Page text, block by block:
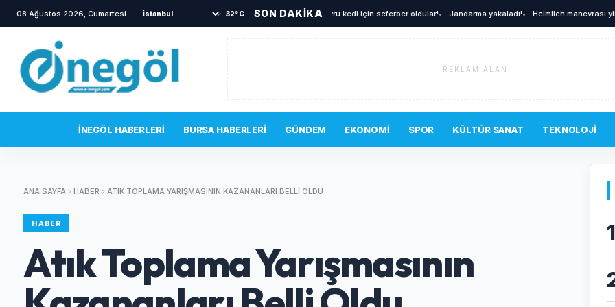
08 Ağustos 2026, Cumartesi 32°C SON DAKİKA
İnegöl’de alevler yükseldi!• Yavru kedi için seferber oldular!• Jandarma yakaladı!• Heimlich manevrası yine
REKLAM ALANI
İNEGÖL HABERLERI BURSA HABERLERI GÜNDEM EKONOMI SPOR KÜLTÜR SANAT TEKNOLOJI
ANA SAYFA HABER ATIK TOPLAMA YARIŞMASININ KAZANANLARI BELLI OLDU
HABER
Atık Toplama Yarışmasının
1